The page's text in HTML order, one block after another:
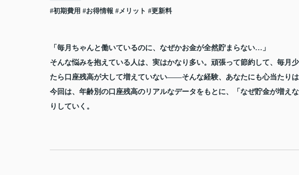
#初期費用 #お得情報 #メリット #更新料
「毎月ちゃんと働いているのに、なぜかお金が全然貯まらない…」
そんな悩みを抱えている人は、実はかなり多い。頑張って節約して、毎月
たら口座残高が大して増えていない――そんな経験、あなたにも心当たりは
今回は、年齢別の口座残高のリアルなデータをもとに、「なぜ貯金が増え
りしていく。